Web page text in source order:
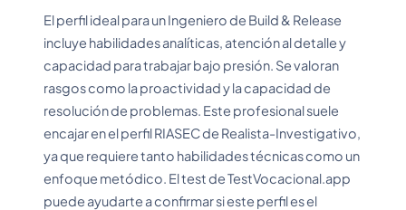
El perfil ideal para un Ingeniero de Build & Release
incluye habilidades analíticas, atención al detalle y
capacidad para trabajar bajo presión. Se valoran
rasgos como la proactividad y la capacidad de
resolución de problemas. Este profesional suele
encajar en el perfil RIASEC de Realista-Investigativo,
ya que requiere tanto habilidades técnicas como un
enfoque metódico. El test de TestVocacional.app
puede ayudarte a confirmar si este perfil es el